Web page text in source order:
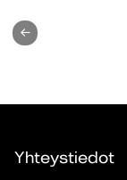
Yhteystiedot